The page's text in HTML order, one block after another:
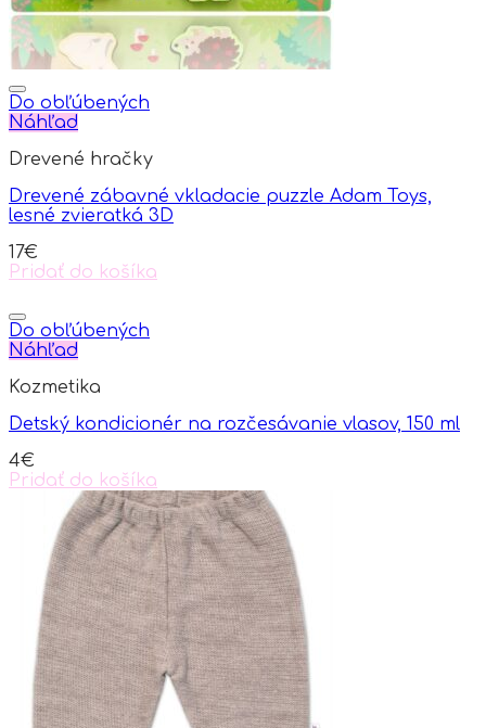
Do obľúbených
Náhľad
Drevené hračky
Drevené zábavné vkladacie puzzle Adam Toys,
lesné zvieratká 3D
17€
Pridať do košíka
Do obľúbených
Náhľad
Kozmetika
Detský kondicionér na rozčesávanie vlasov, 150 ml
4€
Pridať do košíka